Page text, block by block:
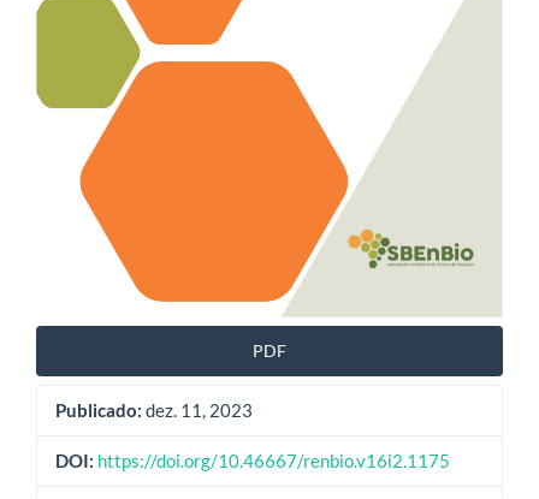
PDF
Publicado: dez. 11, 2023
DOI: https://doi.org/10.46667/renbio.v16i2.1175